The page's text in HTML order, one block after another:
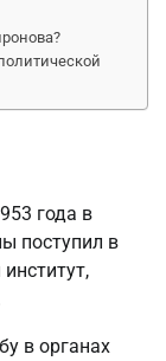
года в
поступил в
в органах